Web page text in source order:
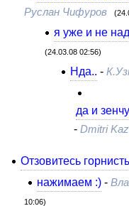
Руслан Чифуров
я уже и не
(24.03.08 02:56)
Нда.. -
да и
-Dmitri
Отзовитесь
нажимаем :) -
10:06)